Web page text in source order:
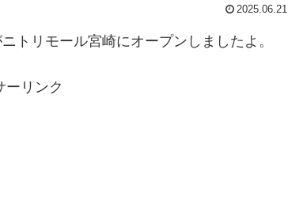
2025.06.21
トリモール宮崎にオープンしましたよ。
ーリンク